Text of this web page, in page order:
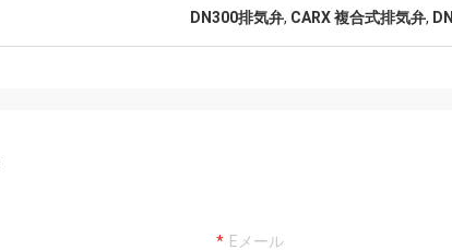
DN300排気弁, CARX 複合式排気弁,